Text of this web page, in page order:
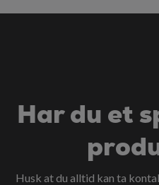
Har du et
Husk at du alltid kan ta